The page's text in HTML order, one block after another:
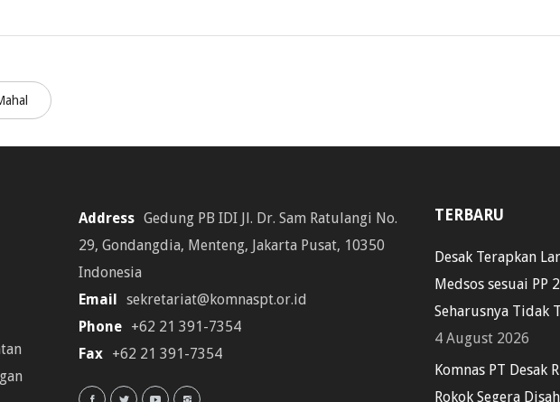
Address Gedung PB IDI Jl. Dr. Sam Ratulangi No.
29, Gondangdia, Menteng, Jakarta Pusat, 10350
Indonesia
Email
sekretariat@komnaspt.or.id
Phone +62 21 391-7354
Fax +62 21 391-7354
TERBARU
Desak Terapkan
Medsos sesuai PP
Seharusnya Tidak
4 August 2026
Komnas PT Desak
Rokok Segera